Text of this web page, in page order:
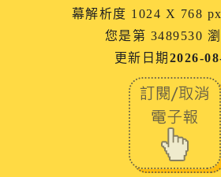
幕解析度 1024 X 768
您是第 3489530
更新日期 2026-